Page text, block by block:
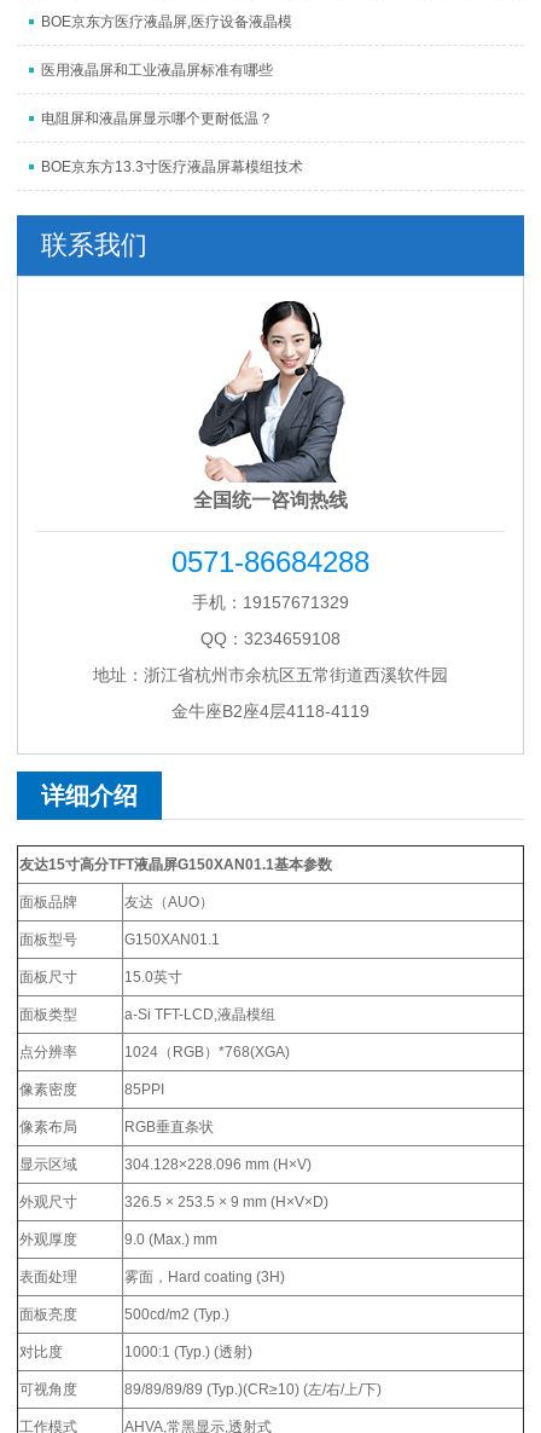
BOE京东方医疗液晶屏,医疗设备液晶模
医用液晶屏和工业液晶屏标准有哪些
电阻屏和液晶屏显示哪个更耐低温？
BOE京东方13.3寸医疗液晶屏幕模组技术
联系我们
全国统一咨询热线
0571-86684288
手机：19157671329
QQ：3234659108
地址：浙江省杭州市余杭区五常街道西溪软件园
金牛座B2座4层4118-4119
详细介绍
友达15寸高分TFT液晶屏G150XAN01.1基本参数
面板品牌 友达（AUO）
面板型号 G150XAN01.1
面板尺寸 15.0英寸
面板类型 a-Si TFT-LCD,液晶模组
点分辨率 1024（RGB）*768(XGA)
像素密度 85PPI
像素布局 RGB垂直条状
显示区域 304.128×228.096 mm (H×V)
外观尺寸 326.5 × 253.5 × 9 mm (H×V×D)
外观厚度 9.0 (Max.) mm
表面处理 雾面，Hard coating (3H)
面板亮度 500cd/m2 (Typ.)
对比度 1000:1 (Typ.) (透射)
可视角度 89/89/89/89 (Typ.)(CR≥10) (左/右/上/下)
工作模式 AHVA,常黑显示,透射式